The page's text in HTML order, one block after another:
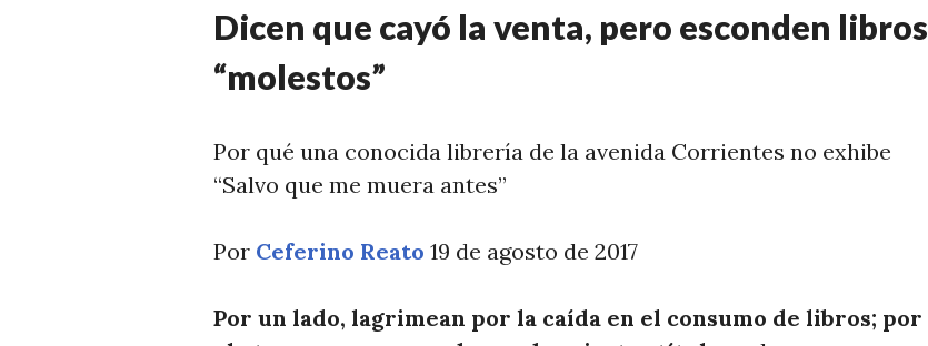
I
C
S
Dicen que cayó la venta, pero esconden libros
“molestos”
Por qué una conocida librería de la avenida Corrientes no exhibe
“Salvo que me muera antes”
Por Ceferino Reato 19 de agosto de 2017
Por un lado, lagrimean por la caída en el consumo de libros; por